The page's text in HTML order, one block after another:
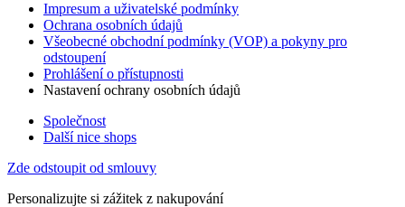
Impresum a uživatelské podmínky
Ochrana osobních údajů
Všeobecné obchodní podmínky (VOP) a pokyny pro
odstoupení
Prohlášení o přístupnosti
Nastavení ochrany osobních údajů
Společnost
Další nice shops
Zde odstoupit od smlouvy
Personalizujte si zážitek z nakupování